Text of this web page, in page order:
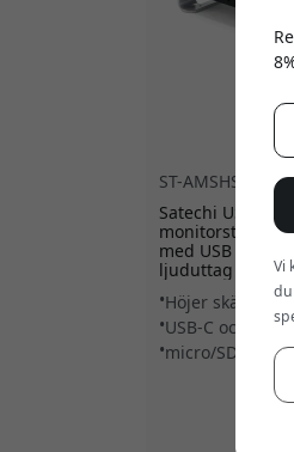
ST-AMSHS
Satechi USB-C
monitorstativ
med USB 3.0,
ljuduttag - Silver
Höjer skärmen
USB-C och
micro/SD-
Vi